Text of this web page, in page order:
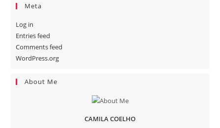
Meta
Log in
Entries feed
Comments feed
WordPress.org
About Me
CAMILA COELHO